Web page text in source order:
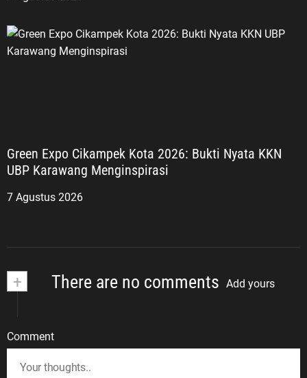
Green Expo Cikampek Kota 2026: Bukti Nyata KKN
UBP Karawang Menginspirasi
7 Agustus 2026
+ There are no comments Add yours
Comment